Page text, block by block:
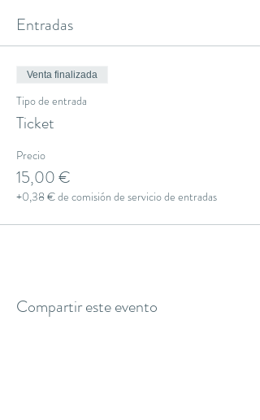
Entradas
Venta finalizada
Tipo de entrada
Ticket
Precio
15,00 €
+0,38 € de comisión de servicio de entradas
Compartir este evento